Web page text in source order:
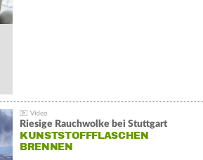
Riesige Rauchwolke bei Stuttgart
KUNSTSTOFFFLASCHEN
BRENNEN